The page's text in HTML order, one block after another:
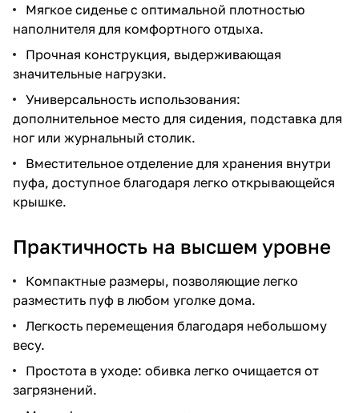
Мягкое сиденье с оптимальной плотностью
наполнителя для комфортного отдыха.
Прочная конструкция, выдерживающая
значительные нагрузки.
Универсальность использования:
дополнительное место для сидения, подставка для
ног или журнальный столик.
Вместительное отделение для хранения внутри
пуфа, доступное благодаря легко открывающейся
крышке.
Практичность на высшем уровне
Компактные размеры, позволяющие легко
разместить пуф в любом уголке дома.
Легкость перемещения благодаря небольшому
весу.
Простота в уходе: обивка легко очищается от
загрязнений.